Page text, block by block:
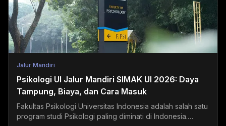
Jalur Mandiri
Psikologi UI Jalur Mandiri SIMAK UI 2026: Daya
Tampung, Biaya, dan Cara Masuk
Fakultas Psikologi Universitas Indonesia adalah salah satu
program studi Psikologi paling diminati di Indonesia.